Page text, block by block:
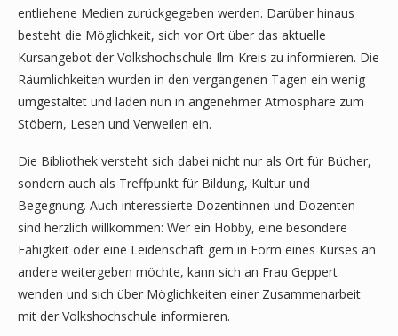
entliehene Medien zurückgegeben werden. Darüber hinaus
besteht die Möglichkeit, sich vor Ort über das aktuelle
Kursangebot der Volkshochschule Ilm-Kreis zu informieren. Die
Räumlichkeiten wurden in den vergangenen Tagen ein wenig
umgestaltet und laden nun in angenehmer Atmosphäre zum
Stöbern, Lesen und Verweilen ein.
Die Bibliothek versteht sich dabei nicht nur als Ort für Bücher,
sondern auch als Treffpunkt für Bildung, Kultur und
Begegnung. Auch interessierte Dozentinnen und Dozenten
sind herzlich willkommen: Wer ein Hobby, eine besondere
Fähigkeit oder eine Leidenschaft gern in Form eines Kurses an
andere weitergeben möchte, kann sich an Frau Geppert
wenden und sich über Möglichkeiten einer Zusammenarbeit
mit der Volkshochschule informieren.